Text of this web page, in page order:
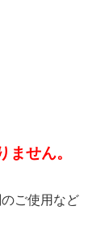
せん。
ご使用など